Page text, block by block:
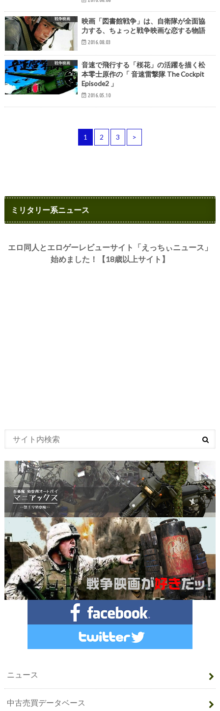
戦争映画
映画「図書館戦争」は、自衛隊が全面協
力する、ちょっと戦争映画な恋する物語
2016.08.03
戦争映画
音速で飛行する「桜花」の活躍を描く松
本零士原作の「 音速雷撃隊 The Cockpit
Episode2 」
2016.05.10
1 2 3 >
ミリタリー系ニュース
エロ同人とエロゲーレビューサイト「えっちぃニュース」
始めました！【18歳以上サイト】
ニュース
中古売買データベース